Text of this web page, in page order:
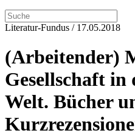
Literatur-Fundus / 17.05.2018
(Arbeitender)
Gesellschaft
Welt. Bücher